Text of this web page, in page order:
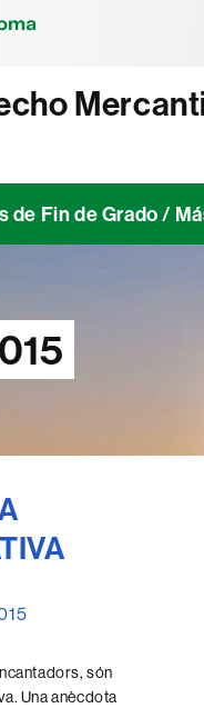
de Fin de Grado /
són
Una anècdota